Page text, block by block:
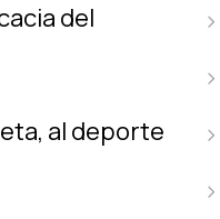
del
al deporte